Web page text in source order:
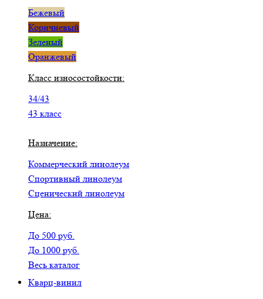
Бежевый
Коричневый
Зеленый
Оранжевый
Класс износостойкости:
34/43
43 класс
Назначение:
Коммерческий линолеум
Спортивный линолеум
Сценический линолеум
Цена:
До 500 руб.
До 1000 руб.
Весь каталог
Кварц-винил